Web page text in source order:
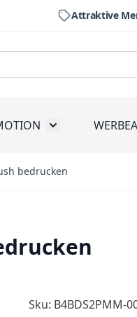
Attraktive
for Drinkware
Toggle
bedrucken
Sku: B4BDS2PMM-